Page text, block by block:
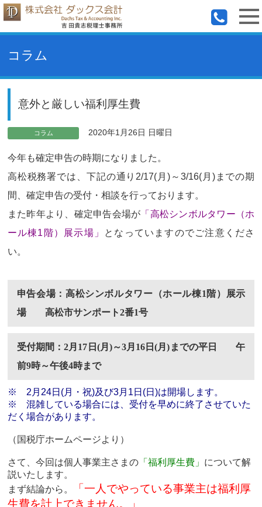
コラム
意外と厳しい福利厚生費
コラム 2020年1月26日 日曜日
今年も確定申告の時期になりました。
高松税務署では、下記の通り2/17(月)～3/16(月)までの期
間、確定申告の受付・相談を行っております。
また昨年より、確定申告会場が 「高松シンボルタワー（ホ
ール棟1階）展示場」
となっていますのでご注意くださ
い。
申告会場：高松シンボルタワー（ホール棟1階）展示
場 高松市サンポート2番1号
受付期間：2月17日(月)～3月16日(月)までの平日 午
前9時～午後4時まで
※ 2月24日(月・祝)及び3月1日(日)は開場します。
※ 混雑している場合には、受付を早めに終了させていた
だく場合があります。
（国税庁ホームページより）
さて、今回は個人事業主さまの「福利厚生費」 について解
説いたします。
まず結論から。
「一人でやっている事業主は福利厚
生費を計上できません。」